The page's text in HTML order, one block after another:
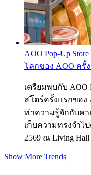
AOO Pop-Up
โลกของ AOO ครั้
เตรียมพบกับ AOO
สโตร์ครั้งแรกของ
ทำความรู้จักกับคา
เก็บความทรงจำไ
2569 ณ Living
Show More Trends